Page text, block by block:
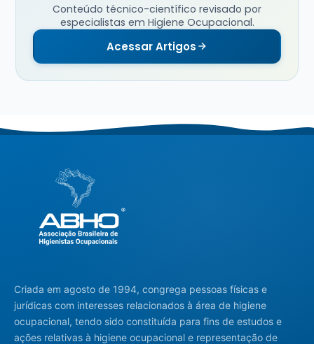
Conteúdo técnico-científico revisado por
especialistas em Higiene Ocupacional.
Acessar Artigos
Criada em agosto de 1994, congrega pessoas físicas e
jurídicas com interesses relacionados à área de higiene
ocupacional, tendo sido constituída para fins de estudos e
ações relativas à higiene ocupacional e representação de